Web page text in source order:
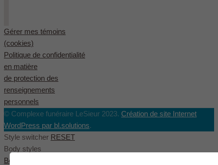
Gérer mes témoins
(cookies)
Politique de confidentialité
en matière
de protection des
renseignements
personnels
© Complexe funéraire LeSieur 2023. Création de site Internet
WordPress par bl.solutions.
Style switcher RESET
Body styles
Boxed